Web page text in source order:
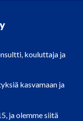
kouluttaja ja
kasvamaan ja
ja olemme siitä